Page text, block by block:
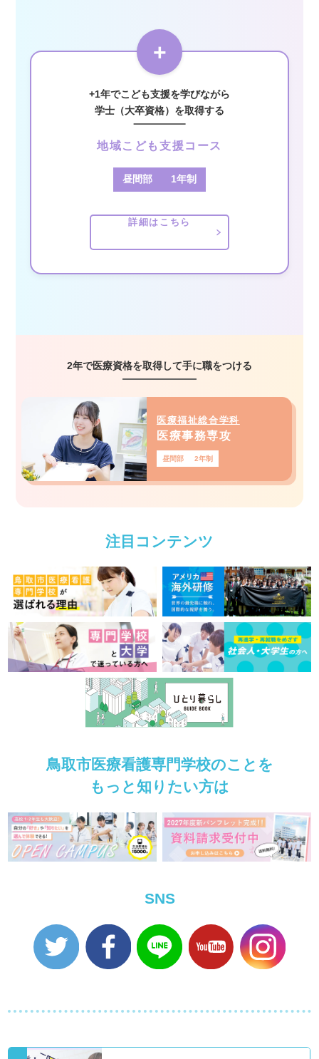
+
+1年でこども支援を学びながら
学士（大卒資格）を取得する
地域こども支援コース
昼間部 1年制
詳細はこちら
2年で医療資格を取得して手に職をつける
医療福祉総合学科
医療事務専攻
昼間部 2年制
注目コンテンツ
鳥取市医療看護専門学校のことを
もっと知りたい方は
SNS